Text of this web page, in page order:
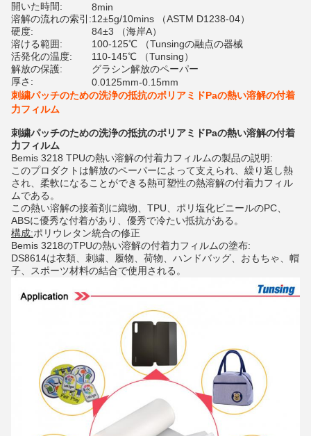
開いた時間:
8min
溶解の流れの索引:12±5g/10mins （ASTM D1238-04）
硬度:
84±3 （海岸A）
溶ける範囲:
100-125℃ （Tunsingの融点の器械
活発化の温度:
110-145℃ （Tunsing）
解放の保護:
グラシン解放のペーパー
厚さ:
0.0125mm-0.15mm
刺繍パッチのための洗浄の抵抗のポリアミドPaの熱い溶解の付着
力フィルム
刺繍パッチのための洗浄の抵抗のポリアミドPaの熱い溶解の付着
力フィルム
Bemis 3218 TPUの熱い溶解の付着力フィルムの製品の説明:
このプロダクトは解放のペーパーによって支えられ、繰り返し熱
され、柔軟になることができる熱可塑性の熱溶解の付着力フィル
ムである。
この熱い溶解の接着剤に織物、TPU、ポリ塩化ビニールのPC、
ABSに優秀な付着があり、優秀で冷たい抵抗がある。
構成:ポリウレタン統合の修正
Bemis 3218のTPUの熱い溶解の付着力フィルムの塗布:
DS8614は衣類、刺繍、履物、荷物、ハンドバッグ、おもちゃ、帽
子、スポーツ材料の結合で使用される。